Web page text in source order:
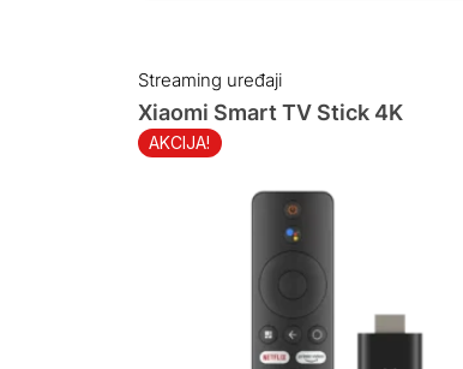
Streaming uređaji
AKCIJA!
Xiaomi Smart TV Stick 4K